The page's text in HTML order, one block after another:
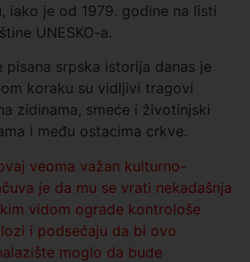
iako je od 1979. godine na listi
UNESKO-a.
pisana srpska istorija danas je
koraku su vidljivi tragovi
zidinama, smeće i životinjski
i među ostacima crkve.
veoma važan kulturno-
je da mu se vrati nekadašnja
vidom ograde kontrološe
i podsećaju da bi ovo
moglo da bude